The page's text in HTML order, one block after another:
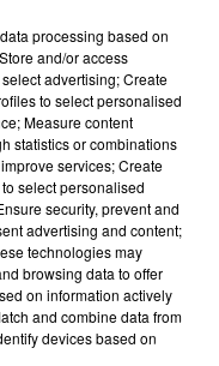
par A.L.
l’eau est plus
pas grasses,
physique !".
: ces "frines"
grasses que
file tester !
du volcan
processing based on
and/or access
advertising; Create
to select personalised
Measure content
statistics or combinations
services; Create
select personalised
security, prevent and
advertising and content;
technologies may
browsing data to offer
on information actively
and combine data from
devices based on